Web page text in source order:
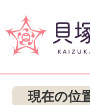
現在の位